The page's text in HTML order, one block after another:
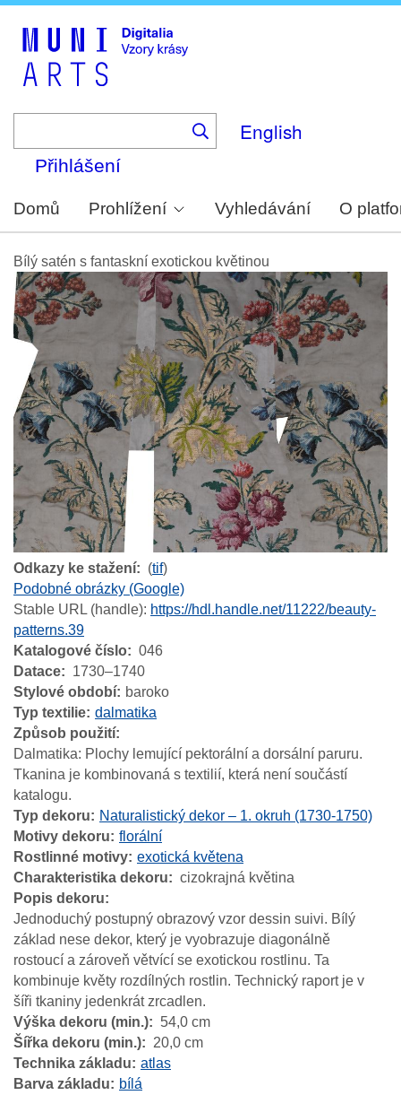
English
Přihlášení
Domů Prohlížení Vyhledávání O
Bílý satén s fantaskní exotickou květinou
Odkazy ke stažení (tif)
Podobné obrázky (Google)
Stable URL (handle): https://hdl.handle.net/11222/beauty-
patterns.39
Katalogové číslo
046
Datace
1730–1740
Stylové období
baroko
Typ textilie dalmatika
Způsob použití
Dalmatika: Plochy lemující pektorální a dorsální paruru.
Tkanina je kombinovaná s textilií, která není součástí
katalogu.
Typ dekoru
Naturalistický dekor – 1. okruh (1730-1750)
Motivy dekoru
florální
Rostlinné motivy exotická květena
Charakteristika dekoru
cizokrajná květina
Popis dekoru
Jednoduchý postupný obrazový vzor dessin suivi. Bílý
základ nese dekor, který je vyobrazuje diagonálně
rostoucí a zároveň větvící se exotickou rostlinu. Ta
kombinuje květy rozdílných rostlin. Technický raport je v
šíři tkaniny jedenkrát zrcadlen.
Výška dekoru (min.)
54,0 cm
Šířka dekoru (min.)
20,0 cm
Technika základu
atlas
Barva základu
bílá